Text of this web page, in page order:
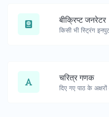
बीक्रिप्ट जनरेटर
चरित्र गणक